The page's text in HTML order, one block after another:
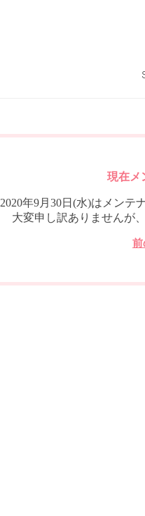
現在メ
2020年9月30日(水)はメンテ
大変申し訳ありませんが
前